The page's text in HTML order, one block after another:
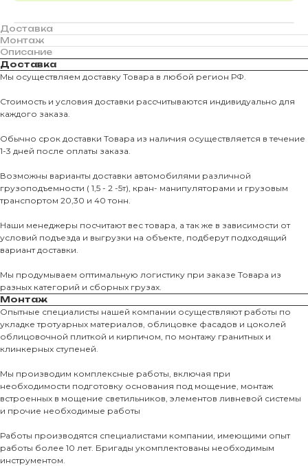
Доставка
Монтаж
Описание
Доставка
Мы осуществляем доставку Товара в любой регион РФ.
Стоимость и условия доставки рассчитываются индивидуально для
каждого заказа.
Обычно срок доставки Товара из наличия осуществляется в течение
1-3 дней после оплаты заказа.
Возможны варианты доставки автомобилями различной
грузоподъемности ( 1,5 - 2 -5т), кран- манипуляторами и грузовым
транспортом 20,30 и 40 тонн.
Наши менеджеры посчитают вес товара, а так же в зависимости от
условий подъезда и выгрузки на объекте, подберут подходящий
вариант доставки.
Мы продумываем оптимальную логистику при заказе Товара из
разных категорий и сборных грузах.
Монтаж
Опытные специалисты нашей компании осуществляют работы по
укладке тротуарных материалов, облицовке фасадов и цоколей
облицовочной плиткой и кирпичом, по монтажу гранитных и
клинкерных ступеней.
Мы производим комплексные работы, включая при
необходимости подготовку основания под мощение, монтаж
встроенных в мощение светильников, элементов ливневой системы
и прочие необходимые работы
Работы производятся специалистами компании, имеющими опыт
работы более 10 лет. Бригады укомплектованы необходимым
инструментом.
О КОМПАНИИ
Фасадные